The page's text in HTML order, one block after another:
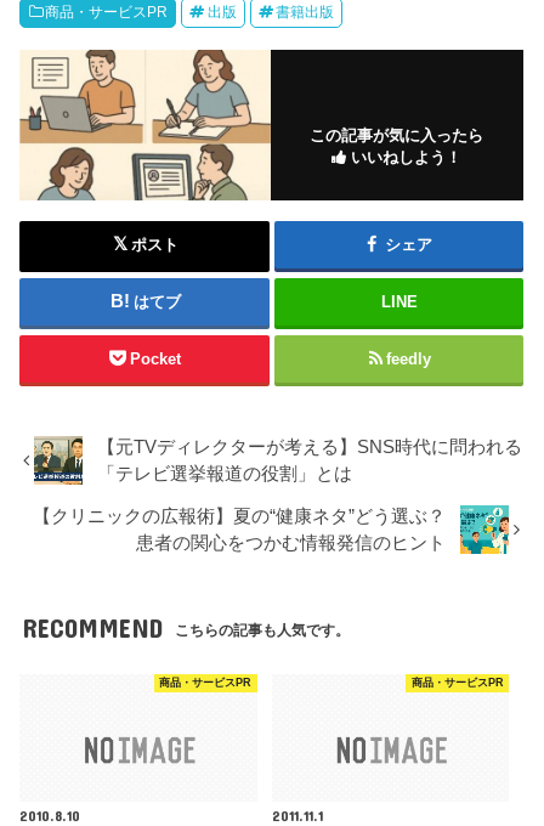
商品・サービスPR 出版 書籍出版
この記事が気に入ったら
いいねしよう！
ポスト シェア
はてブ LINE
Pocket feedly
【元TVディレクターが考える】SNS時代に問われる
「テレビ選挙報道の役割」とは
【クリニックの広報術】夏の“健康ネタ”どう選ぶ？
患者の関心をつかむ情報発信のヒント
RECOMMEND こちらの記事も人気です。
商品・サービスPR
2010.8.10
商品・サービスPR
2011.11.1